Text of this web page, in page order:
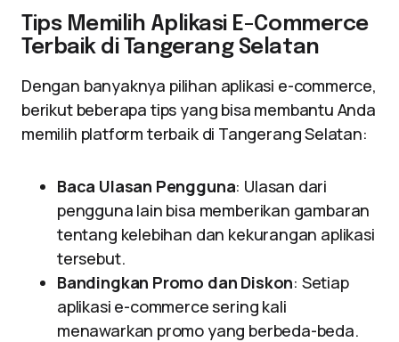
Tips Memilih Aplikasi E-Commerce
Terbaik di Tangerang Selatan
Dengan banyaknya pilihan aplikasi e-commerce,
berikut beberapa tips yang bisa membantu Anda
memilih platform terbaik di Tangerang Selatan:
Baca Ulasan Pengguna: Ulasan dari
pengguna lain bisa memberikan gambaran
tentang kelebihan dan kekurangan aplikasi
tersebut.
Bandingkan Promo dan Diskon: Setiap
aplikasi e-commerce sering kali
menawarkan promo yang berbeda-beda.